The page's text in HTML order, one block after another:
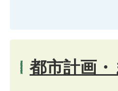
都市計画